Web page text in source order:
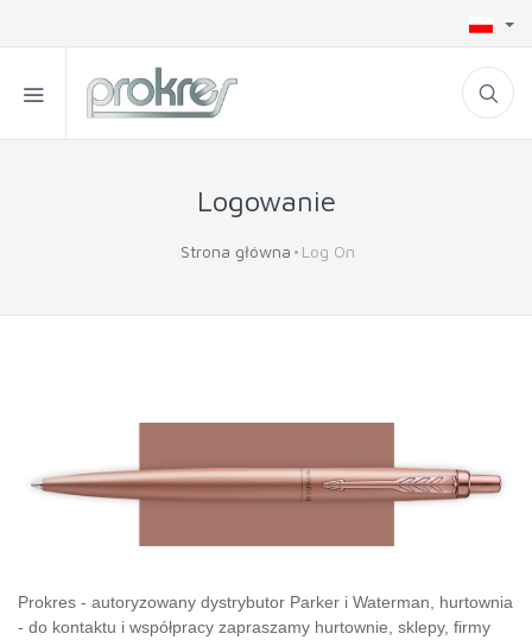
Logowanie
Strona główna Log On
Prokres - autoryzowany dystrybutor Parker i Waterman, hurtownia
- do kontaktu i współpracy zapraszamy hurtownie, sklepy, firmy